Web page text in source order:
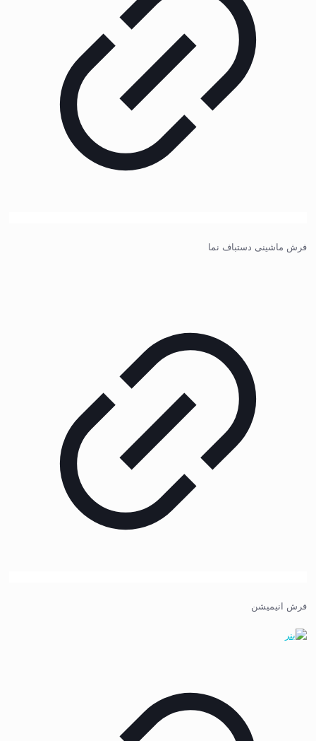
فرش ماشینی دستباف نما
فرش انیمیشن